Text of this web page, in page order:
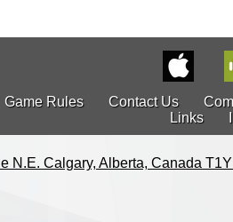
Game Rules Contact Us
Links
N.E. Calgary, Alberta, Canada